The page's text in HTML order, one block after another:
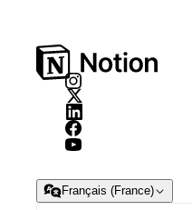
Français (France)